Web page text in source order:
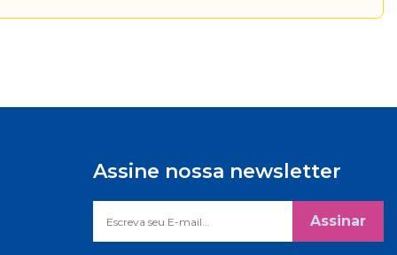
Assine nossa newsletter
Assinar